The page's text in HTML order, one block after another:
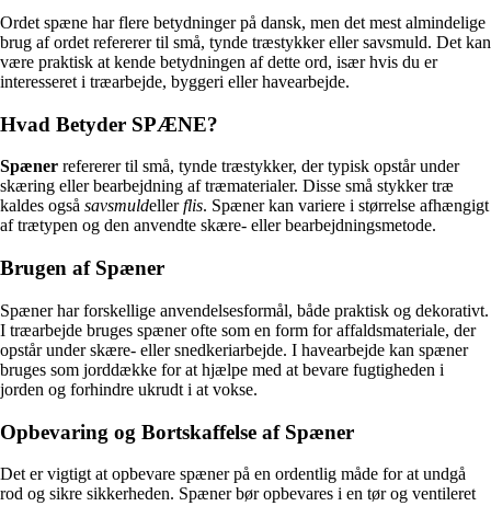
Ordet spæne har flere betydninger på dansk, men det mest almindelige
brug af ordet refererer til små, tynde træstykker eller savsmuld. Det kan
være praktisk at kende betydningen af dette ord, især hvis du er
interesseret i træarbejde, byggeri eller havearbejde.
Hvad Betyder SPÆNE?
Spæner refererer til små, tynde træstykker, der typisk opstår under
skæring eller bearbejdning af træmaterialer. Disse små stykker træ
kaldes også savsmuldellerflis. Spæner kan variere i størrelse afhængigt
af trætypen og den anvendte skære- eller bearbejdningsmetode.
Brugen af Spæner
Spæner har forskellige anvendelsesformål, både praktisk og dekorativt.
I træarbejde bruges spæner ofte som en form for affaldsmateriale, der
opstår under skære- eller snedkeriarbejde. I havearbejde kan spæner
bruges som jorddække for at hjælpe med at bevare fugtigheden i
jorden og forhindre ukrudt i at vokse.
Opbevaring og Bortskaffelse af Spæner
Det er vigtigt at opbevare spæner på en ordentlig måde for at undgå
rod og sikre sikkerheden. Spæner bør opbevares i en tør og ventileret